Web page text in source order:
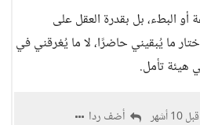
أو البطء، بل بقدرة العقل على
ما يُبقيني حاضرًا، لا ما يُغرقني في
هيئة تأمل.
قبل 10 أشهر
أضف ردا